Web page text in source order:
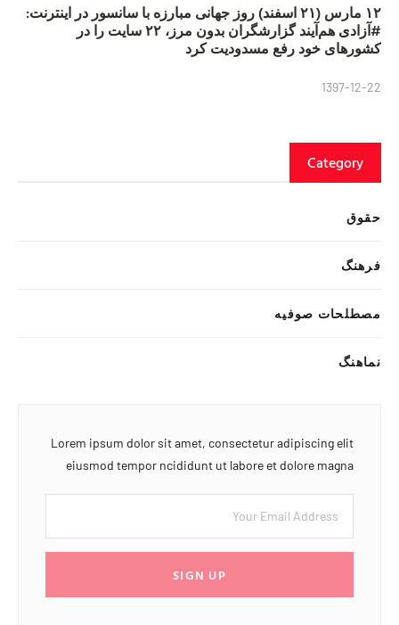
۱۲ مارس (۲۱ اسفند) روز جهانی مبارزه با سانسور در اینترنت:
#آزادی هم‌آیند گزارشگران‌ بدون مرز، ۲۲ سایت را در
کشورهای خود رفع مسدودیت کرد
1397-12-22
Category
حقوق
فرهنگ
مصطلحات صوفیه
نماهنگ
Lorem ipsum dolor sit amet, consectetur adipiscing elit
eiusmod tempor ncididunt ut labore et dolore magna
SIGN UP